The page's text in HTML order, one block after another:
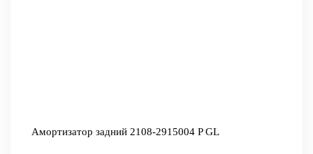
Амортизатор задний 2108-2915004 P GL